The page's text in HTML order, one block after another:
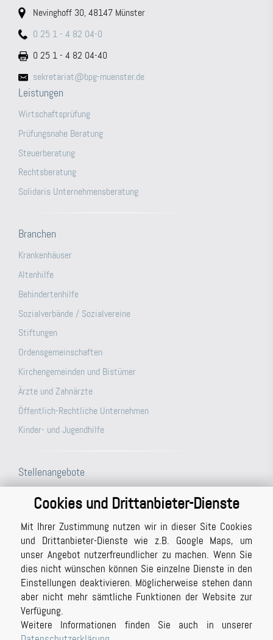
Cookies und Drittanbieter-Dienste
Mit Ihrer Zustimmung nutzen wir in dieser Site Cookies
und Drittanbieter-Dienste wie z.B. Google Maps, um
unser Angebot nutzerfreundlicher zu machen. Wenn Sie
dies nicht wünschen können Sie einzelne Dienste in den
Einstellungen deaktivieren. Möglicherweise stehen dann
aber nicht mehr sämtliche Funktionen der Website zur
Verfügung.
Weitere Informationen finden Sie auch in unserer
Nevinghoff 30, 48147 Münster
0 25 1 - 4 82 04-0
0 25 1 - 4 82 04-40
sekretariat@bpg-muenster.de
Leistungen
Wirtschaftsprüfung
Prüfungsnahe Beratung
Steuerberatung
Rechtsberatung
Solidaris Unternehmensberatung
Branchen
Krankenhäuser
Altenhilfe
Behindertenhilfe
Sozialverbände / Sozialvereine
Stiftungen
Ordensgemeinschaften
Kirchengemeinden und Bistümer
Ärzte und Zahnärzte
Öffentlich-Rechtliche Unternehmen
Kinder- und Jugendhilfe
Stellenangebote
Steuerfachangestellte (m/w/d)
Büroassistenz (m/w/d) für unsere Berichtsabteilung/unser
Schreibbüro in Vollzeit (ggf. auch Teilzeit möglich)
Studentische Hilfskraft (m/w/d)
Prüfer (m/w/d) mit Berufserfahrung (auch in Teilzeit möglich)
Masterstudiengang Auditing, Finance and Taxation
Praktikum bei der BPG Wirtschaftsprüfungsgesellschaft im
Zeitraum Februar bis Juli an unserem Standort in Münster